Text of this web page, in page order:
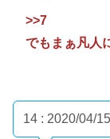
>>7
でもまぁ凡人
14 : 2020/04/